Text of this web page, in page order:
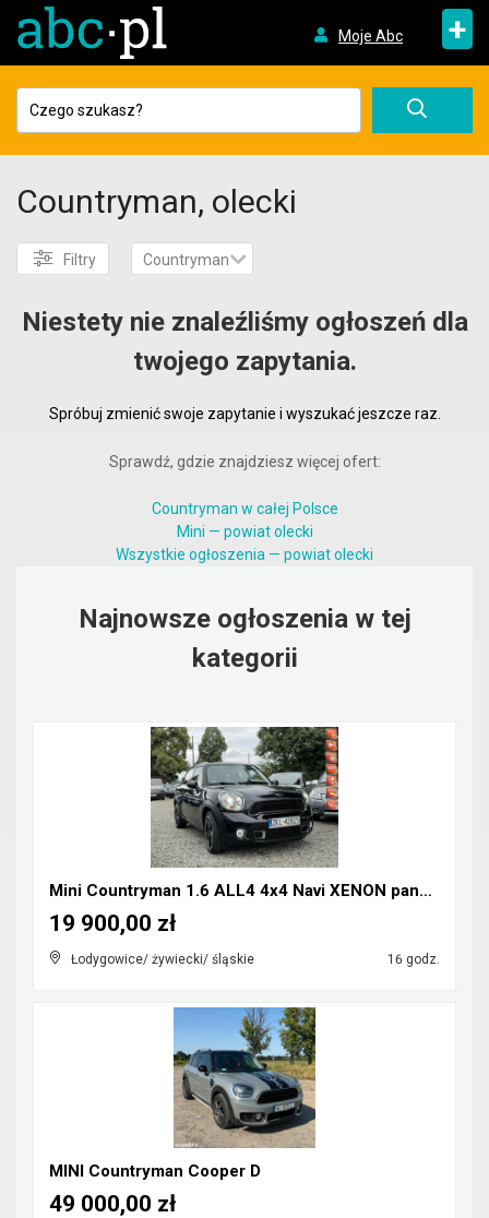
Moje Abc +
Countryman, olecki
Filtry Countryman
Niestety nie znaleźliśmy ogłoszeń dla
twojego zapytania.
Spróbuj zmienić swoje zapytanie i wyszukać jeszcze raz.
Sprawdź, gdzie znajdziesz więcej ofert:
Countryman w całej Polsce
Mini — powiat olecki
Wszystkie ogłoszenia — powiat olecki
Najnowsze ogłoszenia w tej
kategorii
Mini Countryman 1.6 ALL4 4x4 Navi XENON panorama
Łodygowice/ żywiecki/ śląskie 16 godz.
19 900,00 zł
MINI Countryman Cooper D
49 000,00 zł